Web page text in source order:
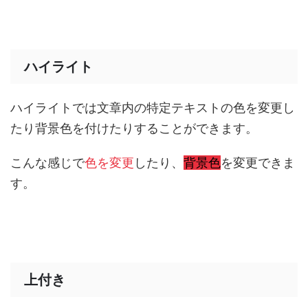
ハイライト
ハイライトでは文章内の特定テキストの色を変更し
たり背景色を付けたりすることができます。
こんな感じで色を変更 したり、 背景色を変更できま
す。
上付き